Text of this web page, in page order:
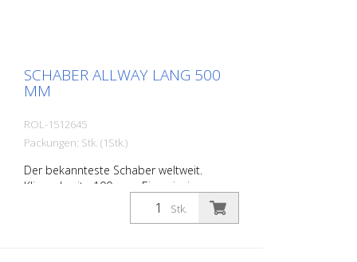
SCHABER ALLWAY LANG 500
MM
ROL-1512645
Packungen: Stk. (1Stk.)
Der bekannteste Schaber weltweit.
Klingenbreite 100 mm. Eine einzige
Umdrehung am Schaberkopf genügt, um
die Klinge sicher zu arretieren oder zu
Stk.